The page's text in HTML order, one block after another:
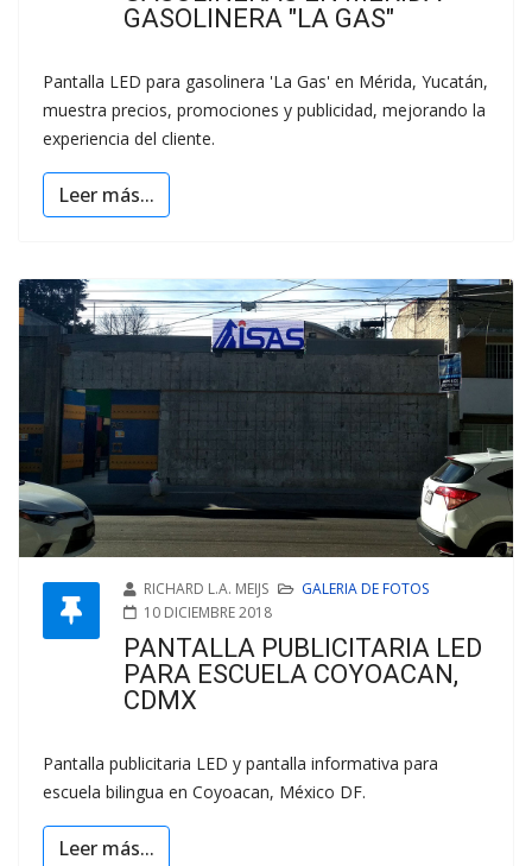
GASOLINERA "LA GAS"
Pantalla LED para gasolinera 'La Gas' en Mérida, Yucatán,
muestra precios, promociones y publicidad, mejorando la
experiencia del cliente.
Leer más...
RICHARD L.A. MEIJS
GALERIA DE FOTOS
10 DICIEMBRE 2018
PANTALLA PUBLICITARIA LED
PARA ESCUELA COYOACAN,
CDMX
Pantalla publicitaria LED y pantalla informativa para
escuela bilingua en Coyoacan, México DF.
Leer más...